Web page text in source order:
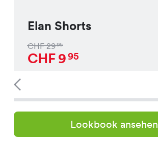
Elan Shorts
CHF2995
CHF995
Lookbook ansehen